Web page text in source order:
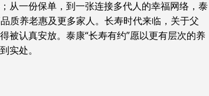
从一份保单，到一张连接多代人的幸福网络，泰
质养老惠及更多家人。长寿时代来临，关于父
被认真安放。泰康“长寿有约”愿以更有层次的养
实处。